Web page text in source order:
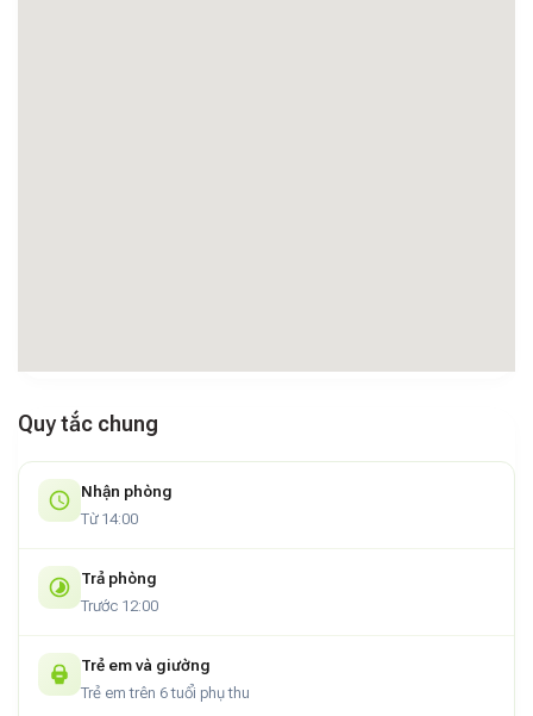
Quy tắc chung
Nhận phòng
Từ 14:00
Trả phòng
Trước 12:00
Trẻ em và giường
Trẻ em trên 6 tuổi phụ thu